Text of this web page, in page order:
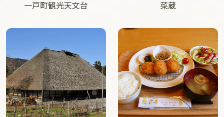
一戸町観光天文台 菜蔵